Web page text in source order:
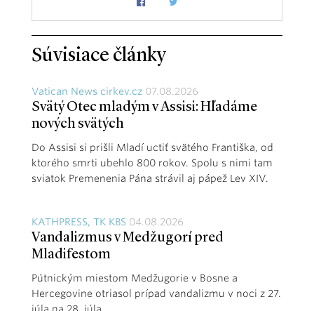
Súvisiace články
Vatican News cirkev.cz 07.08.2026
Svätý Otec mladým v Assisi: Hľadáme
nových svätých
Do Assisi si prišli Mladí uctiť svätého Františka, od
ktorého smrti ubehlo 800 rokov. Spolu s nimi tam
sviatok Premenenia Pána strávil aj pápež Lev XIV.
KATHPRESS, TK KBS 04.08.2026
Vandalizmus v Medžugorí pred
Mladifestom
Pútnickým miestom Medžugorie v Bosne a
Hercegovine otriasol prípad vandalizmu v noci z 27.